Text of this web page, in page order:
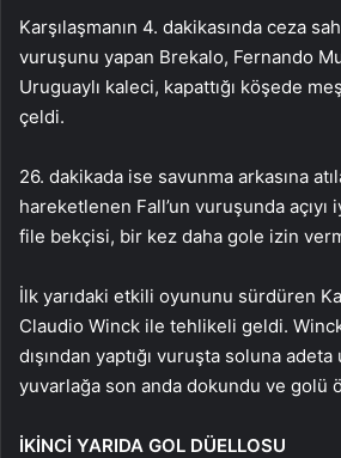
Karşılaşmanın 4. dakikasında ceza
vuruşunu yapan Brekalo, Fernando
Uruguaylı kaleci, kapattığı köşede
çeldi.
26. dakikada ise savunma arkasına
hareketlenen Fall’un vuruşunda
file bekçisi, bir kez daha gole izin
İlk yarıdaki etkili oyununu sürdüren
Claudio Winck ile tehlikeli geldi.
dışından yaptığı vuruşta soluna
yuvarlağa son anda dokundu ve golü
İKİNCİ YARIDA GOL DÜELLOSU